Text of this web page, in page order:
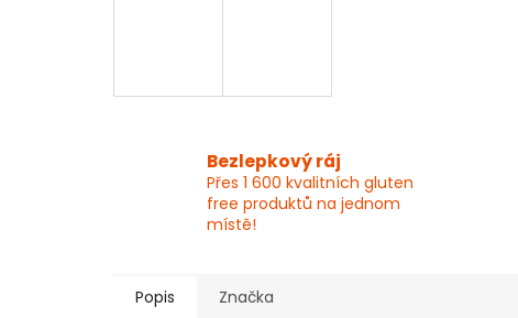
Bezlepkový ráj
Přes 1 600 kvalitních gluten
free produktů na jednom
místě!
Popis Značka